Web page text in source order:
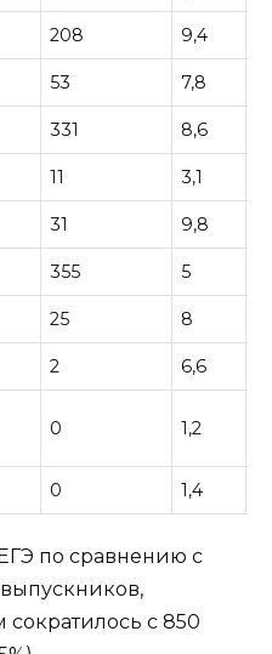
208 9,4
53 7,8
331 8,6
11 3,1
31 9,8
355 5
25 8
2 6,6
0 1,2
0 1,4
по сравнению с
с 850